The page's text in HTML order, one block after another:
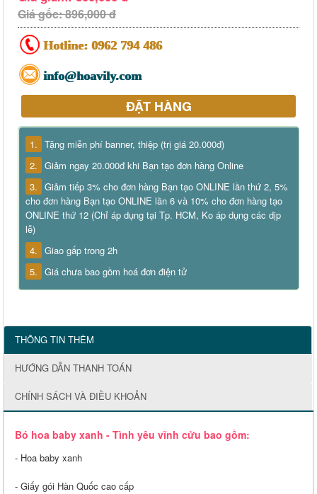
Giá gốc: 896,000 đ
Hotline: 0962 794 486
info@hoavily.com
ĐẶT HÀNG
1. Tặng miễn phí banner, thiệp (trị giá 20.000đ)
2. Giảm ngay 20.000đ khi Bạn tạo đơn hàng Online
3. Giảm tiếp 3% cho đơn hàng Bạn tạo ONLINE lần thứ 2, 5%
cho đơn hàng Bạn tạo ONLINE lần 6 và 10% cho đơn hàng tạo
ONLINE thứ 12 (Chỉ áp dụng tại Tp. HCM, Ko áp dụng các dịp
lễ)
4. Giao gấp trong 2h
5. Giá chưa bao gồm hoá đơn điện tử
THÔNG TIN THÊM
HƯỚNG DẪN THANH TOÁN
CHÍNH SÁCH VÀ ĐIỀU KHOẢN
Bó hoa baby xanh - Tình yêu vĩnh cửu bao gồm:
- Hoa baby xanh
- Giấy gói Hàn Quốc cao cấp